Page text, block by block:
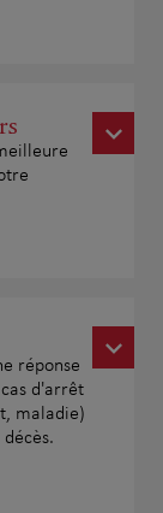
réponse
d'arrêt
maladie)